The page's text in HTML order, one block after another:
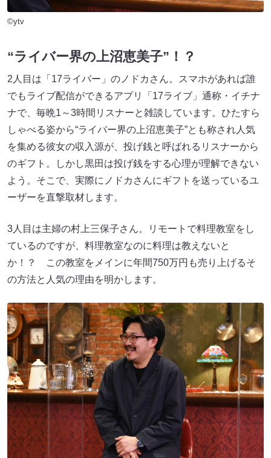
©ytv
“ライバー界の上沼恵美子”！？
2人目は「17ライバー」のノドカさん。スマホがあれば誰
でもライブ配信ができるアプリ「17ライブ」通称・イチナ
ナで、毎晩1～3時間リスナーと雑談しています。ひたすら
しゃべる姿から“ライバー界の上沼恵美子”とも称され人気
を集める彼女の収入源が、投げ銭と呼ばれるリスナーから
のギフト。しかし黒田は投げ銭をする心理が理解できない
よう。そこで、実際にノドカさんにギフトを送っているユ
ーザーを直撃取材します。
3人目は主婦の村上三保子さん。リモートで料理教室をし
ているのですが、料理教室なのに料理は教えないと
か！？ この教室をメインに年間750万円も売り上げるそ
の方法と人気の理由を明かします。